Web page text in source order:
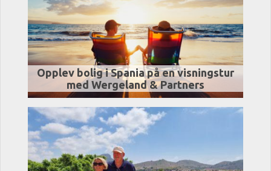
Opplev bolig i Spania på en visningstur
med Wergeland & Partners